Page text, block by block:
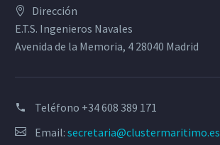
Dirección
E.T.S. Ingenieros Navales
Avenida de la Memoria, 4 28040 Madrid
Teléfono +34 608 389 171
Email: secretaria@clustermaritimo.es